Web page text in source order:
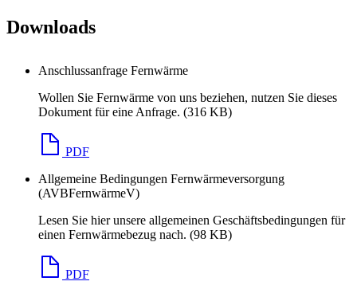
Downloads
Anschlussanfrage Fernwärme
Wollen Sie Fernwärme von uns beziehen, nutzen Sie dieses
Dokument für eine Anfrage. (316 KB)
PDF
Allgemeine Bedingungen Fernwärmeversorgung
(AVBFernwärmeV)
Lesen Sie hier unsere allgemeinen Geschäftsbedingungen für
einen Fernwärmebezug nach. (98 KB)
PDF